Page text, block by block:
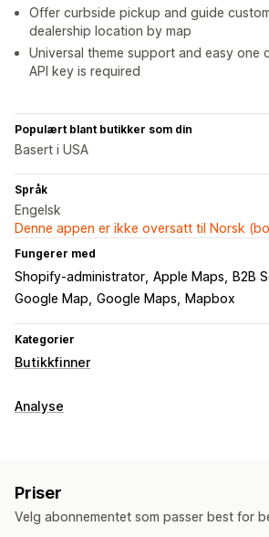
Offer curbside pickup and guide
dealership location by map
Universal theme support and easy one
API key is required
Populært blant butikker som din
Basert i USA
Språk
Engelsk
Denne appen er ikke oversatt til Norsk
Fungerer med
Shopify-administrator Apple Maps
B2B
Google Map Google Maps Mapbox
Kategorier
Butikkfinner
Visningsalternativer
Geolokalisering
Analyse
Priser
Velg abonnementet som passer best for